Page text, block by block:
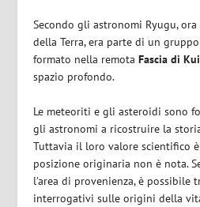
Secondo gli astronomi Ryugu,
della Terra, era parte di un
formato nella remotaFascia di
spazio profondo.
Le meteoriti e gli asteroidi sono
gli astronomi a ricostruire la
Tuttavia il loro valore scientifico
posizione originaria non è nota.
l’area di provenienza, è possibile
interrogativi sulle origini della